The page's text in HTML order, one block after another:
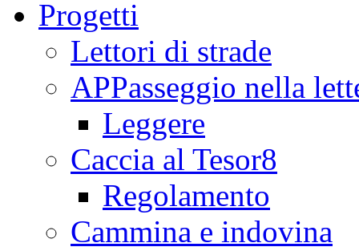
Progetti
Lettori di strade
APPasseggio nella
Leggere
Caccia al Tesor8
Regolamento
Cammina e indovina